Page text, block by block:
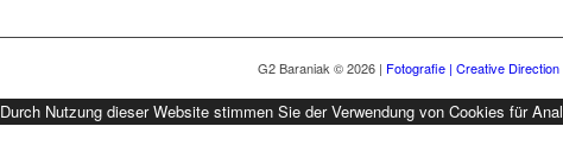
G2 Baraniak © 2026 | Fotografie | Creative Direction
Durch Nutzung dieser Website stimmen Sie der Verwendung von Cookies für